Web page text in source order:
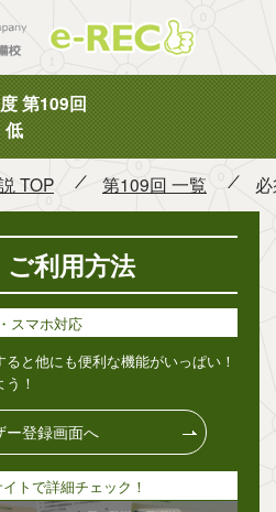
第109回
低
TOP 第109回 一覧
利用方法
スマホ対応
ると他にも便利な機能がいっぱい！
！
ー登録画面へ
トで詳細チェック！